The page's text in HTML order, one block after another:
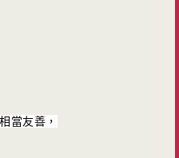
當友善，